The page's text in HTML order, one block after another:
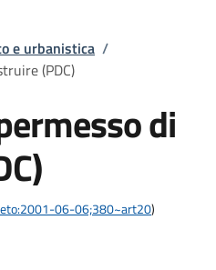
e urbanistica /
(PDC)
di
06-06;380~art20)